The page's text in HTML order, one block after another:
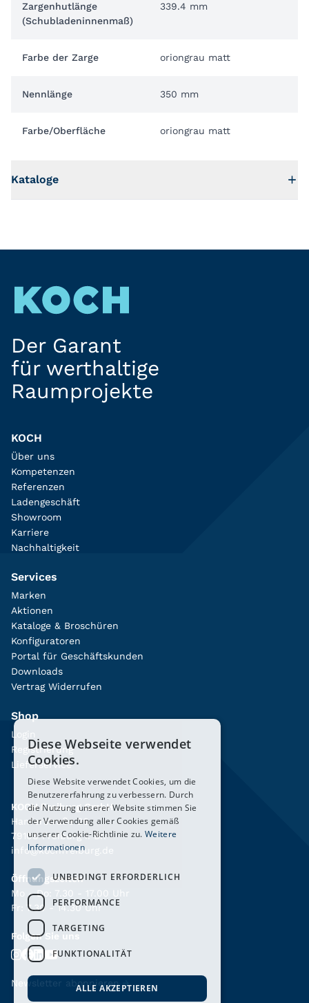
Zargenhutlänge
(Schubladeninnenmaß)
339.4 mm
Farbe der Zarge oriongrau matt
Nennlänge 350 mm
Farbe/Oberfläche oriongrau matt
Kataloge
Der Garant
für werthaltige
Raumprojekte
KOCH
Über uns
Kompetenzen
Referenzen
Ladengeschäft
Showroom
Karriere
Nachhaltigkeit
Services
Marken
Aktionen
Kataloge & Broschüren
Konfiguratoren
Portal für Geschäftskunden
Downloads
Vertrag Widerrufen
Shop
Login
Registrierung
Lieferservice
KOCH Freiburg GmbH
Hanferstraße 26
79108 Freiburg i. Br.
info@kochfreiburg.de
Öffnungszeiten
Mo - Do: 7.30 - 17.00 Uhr
Fr: 7.30 - 14.30 Uhr
Folgen Sie uns
Newsletter abonnieren →
Diese Webseite verwendet
Cookies.
Diese Website verwendet Cookies, um die
Benutzererfahrung zu verbessern. Durch
die Nutzung unserer Website stimmen Sie
der Verwendung aller Cookies gemäß
unserer Cookie-Richtlinie zu.Weitere
Informationen
UNBEDINGT ERFORDERLICH
PERFORMANCE
TARGETING
FUNKTIONALITÄT
ALLE AKZEPTIEREN